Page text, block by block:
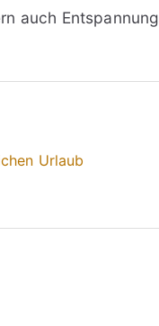
auch Entspannung
Urlaub